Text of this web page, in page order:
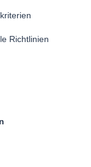
Richtlinien